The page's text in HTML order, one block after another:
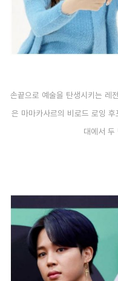
손끝으로 예술을 탄생시키는 레
은 마마카사르의 비로드 로잉
대에서 두